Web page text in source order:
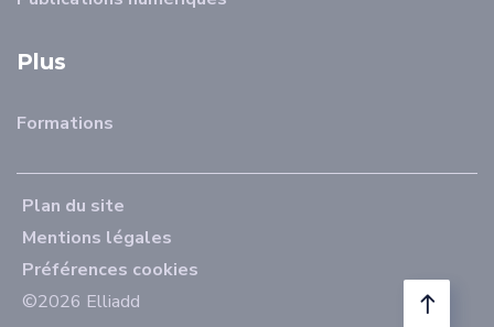
Plus
Formations
Plan du site
Mentions légales
Préférences cookies
©2026 Elliadd